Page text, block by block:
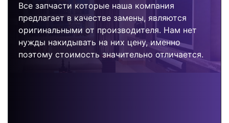
Все запчасти которые наша компания
предлагает в качестве замены, являются
оригинальными от производителя. Нам нет
нужды накидывать на них цену, именно
поэтому стоимость значительно отличается.